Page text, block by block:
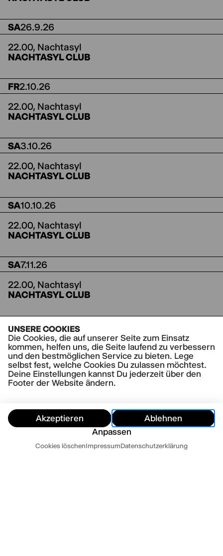
UNSERE COOKIES
Die Cookies, die auf unserer Seite zum Einsatz
kommen, helfen uns, die Seite laufend zu verbessern
und den bestmöglichen Service zu bieten. Lege
selbst fest, welche Cookies Du zulassen möchtest.
Deine Einstellungen kannst Du jederzeit über den
Footer der Website ändern.
Akzeptieren
Ablehnen
Anpassen
Cookies löschenImpressumDatenschutzerklärung
Termine
SA26.9.26
22.00, Nachtasyl
NACHTASYL CLUB
FR2.10.26
22.00, Nachtasyl
NACHTASYL CLUB
SA3.10.26
22.00, Nachtasyl
NACHTASYL CLUB
SA10.10.26
22.00, Nachtasyl
NACHTASYL CLUB
SA7.11.26
22.00, Nachtasyl
NACHTASYL CLUB
Weitere Vorstellungstermine sind in Planung.